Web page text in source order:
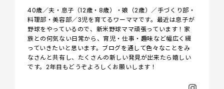
40歳／夫・息子（12歳・8歳）・娘（2歳）／手づくり部・
料理部・美容部／3児を育てるワーママです。最近は息子が
野球をやっているので、新米野球ママ頑張っています！家
族との何気ない日常から、育児・仕事・趣味など幅広く綴
っていきたいと思います。ブログを通して色々なことをみ
なさんと共有し、たくさんの新しい発見が出来たら嬉しい
です。2年目もどうぞよろしくお願いします！